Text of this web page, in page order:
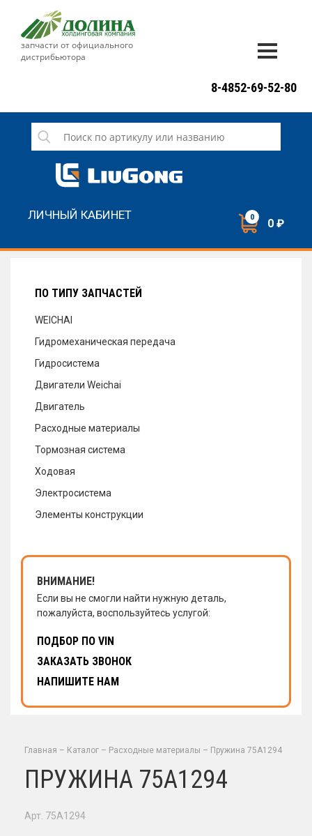
запчасти от официального
дистрибьютора
СЕРВИС
НОВОСТИ
8-4852-69-52-80
ЛИЧНЫЙ КАБИНЕТ 0 0 ₽
ПО ТИПУ ЗАПЧАСТЕЙ
WEICHAI
Гидромеханическая передача
Гидросистема
Двигатели Weichai
Двигатель
Расходные материалы
Тормозная система
Ходовая
Электросистема
Элементы конструкции
ВНИМАНИЕ!
Если вы не смогли найти нужную деталь,
пожалуйста, воспользуйтесь услугой:
ПОДБОР ПО VIN
ЗАКАЗАТЬ ЗВОНОК
НАПИШИТЕ НАМ
Главная – Каталог – Расходные материалы – Пружина 75A1294
ПРУЖИНА 75A1294
Арт. 75A1294